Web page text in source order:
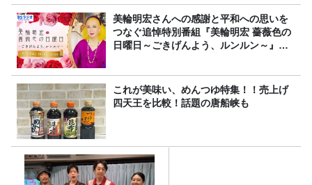
美輪明宏さんへの感謝と平和への思いを
つなぐ追悼特別番組『美輪明宏 薔薇色の
日曜日～ごきげんよう、ルンルン～』
これが美味い、めんつゆ特集！！売上げ
四天王を比較！話題の唐船峡も